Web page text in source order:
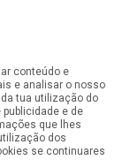
conteúdo e
e analisar o nosso
tua utilização do
e de
que lhes
dos
se continuares